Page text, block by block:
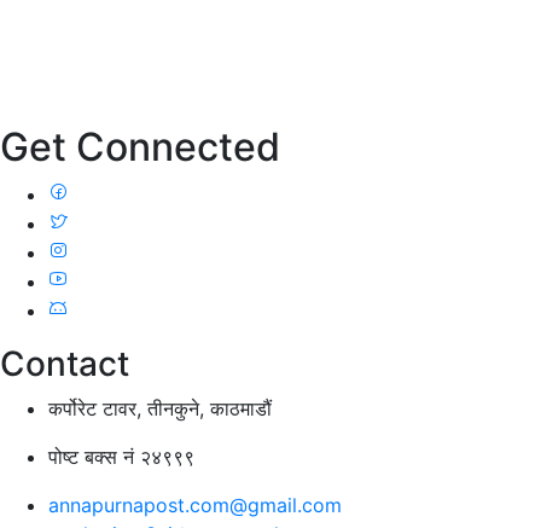
Get Connected
Contact
कर्पोरेट टावर, तीनकुने, काठमाडौं
पोष्ट बक्स नं २४९९९
annapurnapost.com@gmail.com